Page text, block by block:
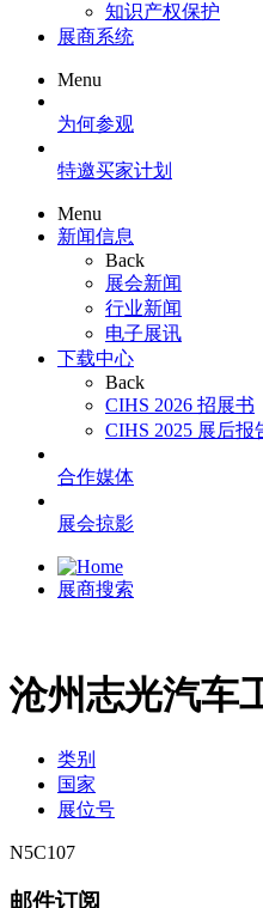
知识产权保护
展商系统
Menu
为何参观
特邀买家计划
Menu
新闻信息
Back
展会新闻
行业新闻
电子展讯
下载中心
Back
CIHS 2026 招展书
CIHS 2025 展后报
合作媒体
展会掠影
展商搜索
沧州志光汽车
类别
国家
展位号
N5C107
邮件订阅